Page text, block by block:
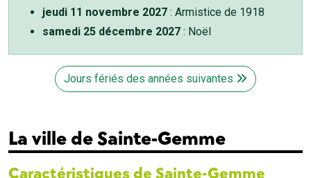
jeudi 11 novembre 2027 : Armistice de 1918
samedi 25 décembre 2027 : Noël
Jours fériés des années suivantes
La ville de Sainte-Gemme
Caractéristiques de Sainte-Gemme